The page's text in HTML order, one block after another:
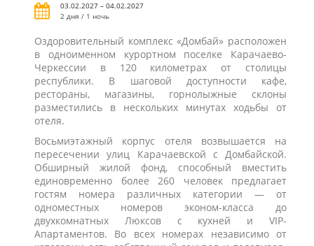
03.02.2027 – 04.02.2027
2 дня / 1 ночь
Оздоровительный комплекс «Домбай» расположен
в одноименном курортном поселке Карачаево-
Черкессии в 120 километрах от столицы
республики. В шаговой доступности кафе,
рестораны, магазины, горнолыжные склоны
разместились в нескольких минутах ходьбы от
отеля.
Восьмиэтажный корпус отеля возвышается на
пересечении улиц Карачаевской с Домбайской.
Обширный жилой фонд, способный вместить
единовременно более 260 человек предлагает
гостям номера различных категории — от
одноместных номеров эконом-класса до
двухкомнатных Люксов с кухней и VIP-
Апартаментов. Во всех номерах независимо от